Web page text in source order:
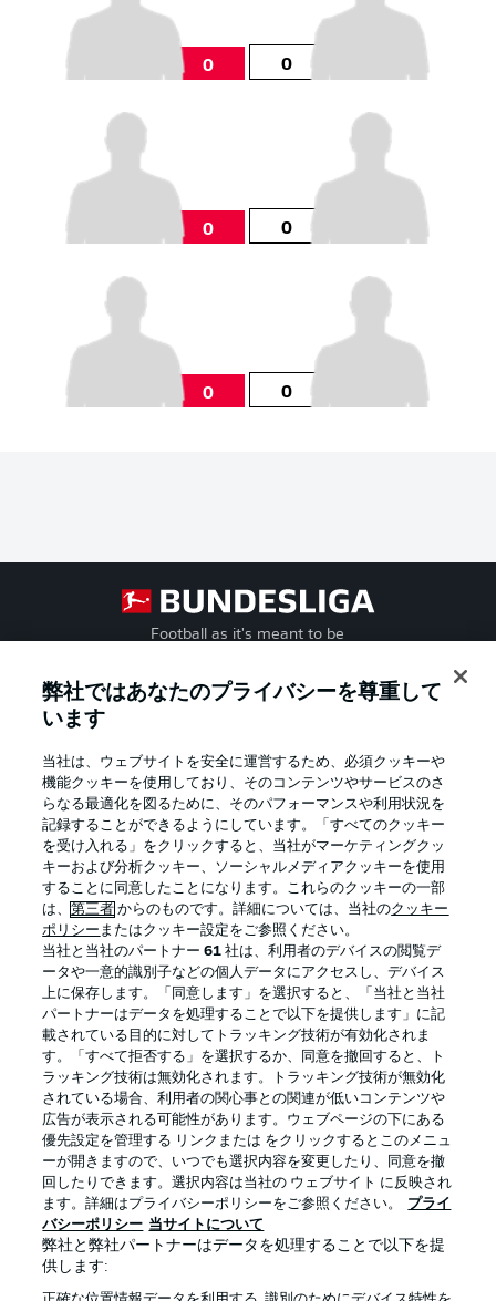
0 0
0 0
0 0
Football as it's meant to be
Official Partners
プライバシー・ポリシー 優先設定を管理する
利用条件 放送局
求人 選手
当サイトについて
弊社ではあなたのプライバシーを尊重して
います
当社は、ウェブサイトを安全に運営するため、必須クッキーや
機能クッキーを使用しており、そのコンテンツやサービスのさ
らなる最適化を図るために、そのパフォーマンスや利用状況を
記録することができるようにしています。「すべてのクッキー
を受け入れる」をクリックすると、当社がマーケティングクッ
キーおよび分析クッキー、ソーシャルメディアクッキーを使用
することに同意したことになります。これらのクッキーの一部
は、第三者 からのものです。詳細については、当社のクッキー
ポリシー またはクッキー設定をご参照ください。
当社と当社のパートナー61 社は、利用者のデバイスの閲覧デ
ータや一意的識別子などの個人データにアクセスし、デバイス
上に保存します。「同意します」を選択すると、「当社と当社
パートナーはデータを処理することで以下を提供します」に記
載されている目的に対してトラッキング技術が有効化されま
す。「すべて拒否する」を選択するか、同意を撤回すると、ト
ラッキング技術は無効化されます。トラッキング技術が無効化
されている場合、利用者の関心事との関連が低いコンテンツや
広告が表示される可能性があります。ウェブページの下にある
優先設定を管理する リンクまたは をクリックするとこのメニュ
ーが開きますので、いつでも選択内容を変更したり、同意を撤
回したりできます。選択内容は当社の ウェブサイト に反映され
ます。詳細はプライバシーポリシーをご参照ください。
プライ
バシーポリシー 当サイトについて
弊社と弊社パートナーはデータを処理することで以下を提
供します: